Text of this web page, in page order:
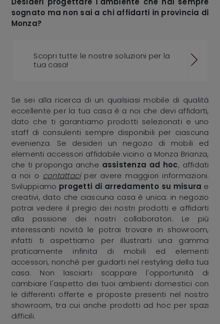
sognato ma non sai a chi affidarti in provincia di
Monza?
Scopri tutte le nostre soluzioni per la
tua casa!
Se sei alla ricerca di un qualsiasi mobile di qualità
eccellente per la tua casa è a noi che devi affidarti,
dato che ti garantiamo prodotti selezionati e uno
staff di consulenti sempre disponibili per ciascuna
evenienza. Se desideri un negozio di mobili ed
elementi accessori affidabile vicino a Monza Brianza,
che ti proponga anche assistenza ad hoc, affidati
a noi o contattaciper avere maggiori informazioni.
Sviluppiamo progetti di arredamento su misura e
creativi, dato che ciascuna casa è unica: in negozio
potrai vedere il pregio dei nostri prodotti e affidarti
alla passione dei nostri collaboratori. Le più
interessanti novità le potrai trovare in showroom,
infatti ti aspettiamo per illustrarti una gamma
praticamente infinita di mobili ed elementi
accessori, nonché per guidarti nel restyling della tua
casa. Non lasciarti scappare l'opportunità di
cambiare l'aspetto dei tuoi ambienti domestici con
le differenti offerte e proposte presenti nel nostro
showroom, tra cui anche prodotti ad hoc per spazi
difficili.